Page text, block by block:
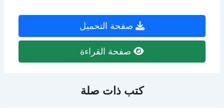
صفحة التحميل
صفحة القراءة
كتب ذات صلة